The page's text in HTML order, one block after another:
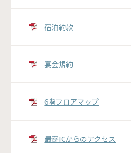
宿泊約款
宴会規約
6階フロアマップ
最寄ICからのアクセス